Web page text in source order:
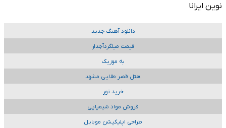
نوین ایرانا
دانلود آهنگ جدید
قیمت میلگردآجدار
به موزیک
هتل قصر طلایی مشهد
خرید تور
فروش مواد شیمیایی
طراحی اپلیکیشن موبایل